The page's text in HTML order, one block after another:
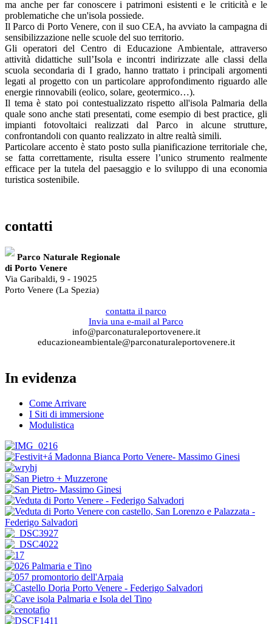
ma anche per far conoscere i patrimoni esistenti e le criticità e le
problematiche che un'isola possiede.
Il Parco di Porto Venere, con il suo CEA, ha avviato la campagna di
sensibilizzazione nelle scuole del suo territorio.
Gli operatori del Centro di Educazione Ambientale, attraverso
attività didattiche sull’Isola e incontri indirizzate alle classi della
scuola secondaria di I grado, hanno trattato i principali argomenti
legati al progetto con un particolare approfondimento riguardo alle
energie rinnovabili (eolico, solare, geotermico…).
Il tema è stato poi contestualizzato rispetto all'isola Palmaria della
quale sono anche stati presentati, come esempio di best practice, gli
impianti fotovoltaici realizzati dal Parco in alcune strutture,
confrontandoli con quanto realizzato in altre realtà simili.
Particolare accento è stato posto sulla pianificazione territoriale che,
se fatta correttamente, risulta essere l’unico strumento realmente
efficace per la tutela del paesaggio e lo sviluppo di una economia
turistica sostenibile.
contatti
Parco Naturale Regionale
di Porto Venere
Via Garibaldi, 9 - 19025
Porto Venere (La Spezia)
contatta il parco
Invia una e-mail al Parco
info@parconaturaleportovenere.it
educazioneambientale@parconaturaleportovenere.it
In evidenza
Come Arrivare
I Siti di immersione
Modulistica